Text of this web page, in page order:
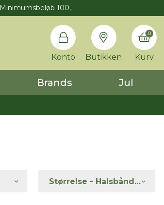
Minimumsbeløb 100,-
Konto Butikken Kurv
0
Brands Jul
Størrelse - Halsbånd (filtrering)